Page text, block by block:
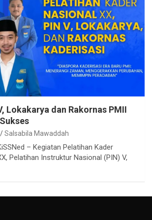
Lokakarya dan Rakornas PMII
Salsabila Mawaddah
– Kegiatan Pelatihan Kader
Pelatihan Instruktur Nasional (PIN) V,